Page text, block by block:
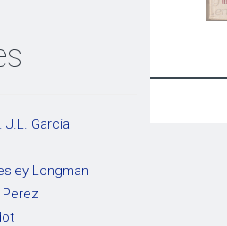
J.L. Garcia
Longman
Perez